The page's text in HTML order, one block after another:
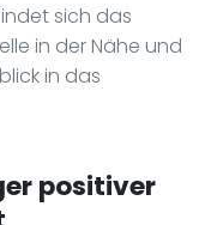
sich das
in der Nähe und
in das
positiver